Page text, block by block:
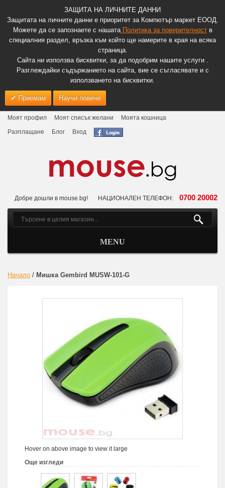
ЗАЩИТА НА ЛИЧНИТЕ ДАННИ
Защитата на личните данни е приоритет за Компютър маркет ЕООД.
Можете да се запознаете с нашатаПолитика за поверителноств
специалния раздел, връзка към който ще намерите в края на всяка
страница.
Сайта ни използва бисквитки, за да подобрим нашите услуги .
Разглеждайки съдържанието на сайта, вие се съгласявате и с
използването на бисквитки.
Приемам Научи повече
Моят профил Моят списък желани
Моята кошница
Разплащане
Блог Вход
Добре дошли в mouse.bg! НАЦИОНАЛЕН ТЕЛЕФОН: 0700 20002
MENU
Начало / Мишка Gembird MUSW-101-G
Hover on above image to view it large
Още изгледи